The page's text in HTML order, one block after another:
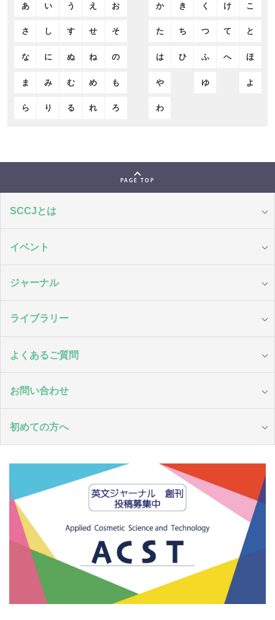
あ い う え お か き く け こ
さ し す せ そ た ち つ て と
な に ぬ ね の は ひ ふ へ ほ
ま み む め も や ゆ よ
ら り る れ ろ わ
PAGE TOP
SCCJとは
イベント
ジャーナル
ライブラリー
よくあるご質問
お問い合わせ
初めての方へ